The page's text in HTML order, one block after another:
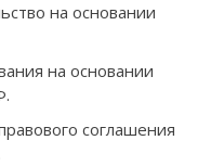
на основании
на основании
соглашения